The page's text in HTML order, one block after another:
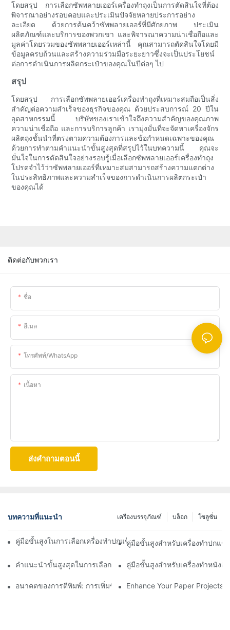
โดยสรุป การเลือกซัพพลายเออร์เครื่องทำถุงเป็นการตัดสินใจที่ต้อง
พิจารณาอย่างรอบคอบและประเมินปัจจัยหลายประการอย่าง
ละเอียด ด้วยการค้นคว้าซัพพลายเออร์ที่มีศักยภาพ ประเมิน
ผลิตภัณฑ์และบริการของพวกเขา และพิจารณาความน่าเชื่อถือและ
มูลค่าโดยรวมของซัพพลายเออร์เหล่านี้ คุณสามารถตัดสินใจโดยมี
ข้อมูลครบถ้วนและสร้างความร่วมมือระยะยาวซึ่งจะเป็นประโยชน์
ต่อการดำเนินการผลิตกระเป๋าของคุณในปีต่อๆ ไป
สรุป
โดยสรุป การเลือกซัพพลายเออร์เครื่องทำถุงที่เหมาะสมถือเป็นสิ่ง
สำคัญต่อความสำเร็จของธุรกิจของคุณ ด้วยประสบการณ์ 20 ปีใน
อุตสาหกรรมนี้ บริษัทของเราเข้าใจถึงความสำคัญของคุณภาพ
ความน่าเชื่อถือ และการบริการลูกค้า เรามุ่งมั่นที่จะจัดหาเครื่องจักร
ผลิตถุงชั้นนำที่ตรงตามความต้องการและข้อกำหนดเฉพาะของคุณ
ด้วยการทำตามคำแนะนำขั้นสูงสุดที่สรุปไว้ในบทความนี้ คุณจะ
มั่นใจในการตัดสินใจอย่างรอบรู้เมื่อเลือกซัพพลายเออร์เครื่องทำถุง
โปรดจำไว้ว่าซัพพลายเออร์ที่เหมาะสมสามารถสร้างความแตกต่าง
ในประสิทธิภาพและความสำเร็จของการดำเนินการผลิตกระเป๋า
ของคุณได้
ติดต่อกับพวกเรา
ชื่อ
อีเมล
โทรศัพท์/WhatsApp
เนื้อหา
ส่งคำถามตอนนี้
บทความที่แนะนำ โซลูชั่น
บล็อก
เครื่องบรรจุภัณฑ์
คู่มือขั้นสูงในการเลือกเครื่องทำปกแข็งที่ดีที่สุดสำหรับธุรกิจการพิมพ์
คู่มือขั้นสูงสำหรับเครื่องทำปกแข็
คำแนะนำขั้นสูงสุดในการเลือกเครื่องทำปกแข็งที่เหมาะสม
คู่มือขั้นสูงสำหรับเครื่องทำหนังสื
อนาคตของการตีพิมพ์: การเพิ่มขึ้นของเครื่องทำหนังสือ
Enhance Your Paper Projects